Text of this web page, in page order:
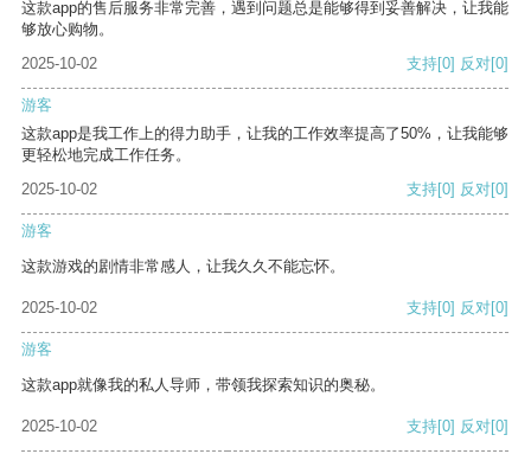
这款app的售后服务非常完善，遇到问题总是能够得到妥善解决，让我能
够放心购物。
2025-10-02
支持[0] 反对[0]
游客
这款app是我工作上的得力助手，让我的工作效率提高了50%，让我能够
更轻松地完成工作任务。
2025-10-02
支持[0] 反对[0]
游客
这款游戏的剧情非常感人，让我久久不能忘怀。
2025-10-02 支持[0] 反对[0]
游客
这款app就像我的私人导师，带领我探索知识的奥秘。
2025-10-02 支持[0] 反对[0]